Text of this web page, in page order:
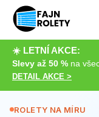
☀️ LETNÍ AKCE:
Slevy až 50 % na
DETAIL AKCE >
ROLETY NA MÍRU